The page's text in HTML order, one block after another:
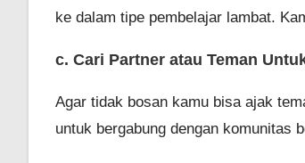
ke dalam tipe pembelajar lambat.
c. Cari Partner atau Teman
Agar tidak bosan kamu bisa ajak
untuk bergabung dengan komunitas